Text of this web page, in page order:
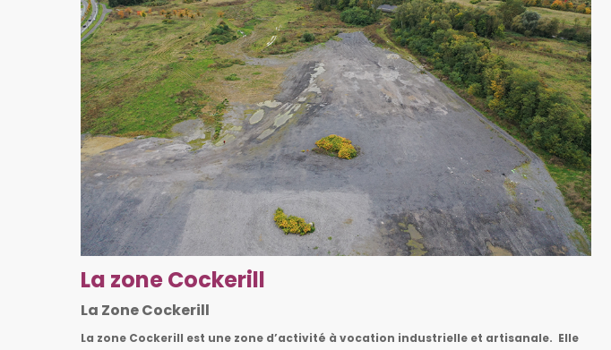
La zone Cockerill
La Zone Cockerill
La zone Cockerill est une zone d’activité à vocation industrielle et artisanale. Elle